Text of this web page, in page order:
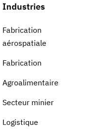
Industries
Fabrication
aérospatiale
Fabrication
Agroalimentaire
Secteur minier
Logistique